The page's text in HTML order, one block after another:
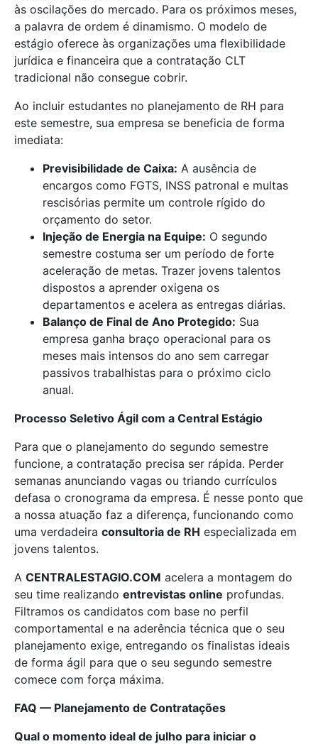
às oscilações do mercado. Para os próximos meses,
a palavra de ordem é dinamismo. O modelo de
estágio oferece às organizações uma flexibilidade
jurídica e financeira que a contratação CLT
tradicional não consegue cobrir.
Ao incluir estudantes no planejamento de RH para
este semestre, sua empresa se beneficia de forma
imediata:
Previsibilidade de Caixa: A ausência de
encargos como FGTS, INSS patronal e multas
rescisórias permite um controle rígido do
orçamento do setor.
Injeção de Energia na Equipe: O segundo
semestre costuma ser um período de forte
aceleração de metas. Trazer jovens talentos
dispostos a aprender oxigena os
departamentos e acelera as entregas diárias.
Balanço de Final de Ano Protegido: Sua
empresa ganha braço operacional para os
meses mais intensos do ano sem carregar
passivos trabalhistas para o próximo ciclo
anual.
Processo Seletivo Ágil com a Central Estágio
Para que o planejamento do segundo semestre
funcione, a contratação precisa ser rápida. Perder
semanas anunciando vagas ou triando currículos
defasa o cronograma da empresa. É nesse ponto que
a nossa atuação faz a diferença, funcionando como
uma verdadeira consultoria de RH especializada em
jovens talentos.
A CENTRALESTAGIO.COM acelera a montagem do
seu time realizando entrevistas online profundas.
Filtramos os candidatos com base no perfil
comportamental e na aderência técnica que o seu
planejamento exige, entregando os finalistas ideais
de forma ágil para que o seu segundo semestre
comece com força máxima.
FAQ — Planejamento de Contratações
Qual o momento ideal de julho para iniciar o